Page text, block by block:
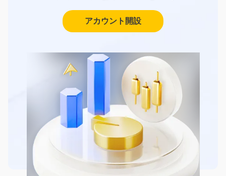
アカウント開設